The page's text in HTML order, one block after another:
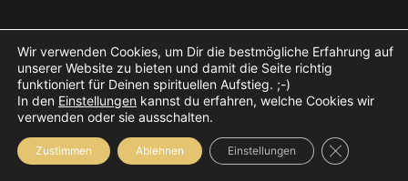
Wir verwenden Cookies, um Dir die bestmögliche Erfahrung auf
unserer Website zu bieten und damit die Seite richtig
funktioniert für Deinen spirituellen Aufstieg. ;-)
In den Einstellungen kannst du erfahren, welche Cookies wir
verwenden oder sie ausschalten.
Zustimmen Ablehnen Einstellungen Close